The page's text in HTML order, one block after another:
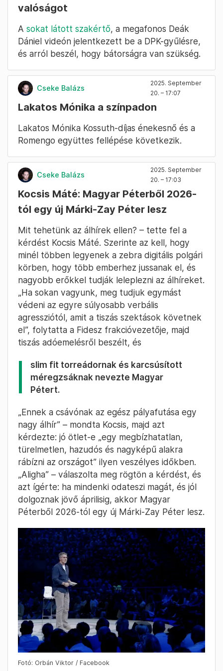
valóságot
A sokat látott szakértő, a megafonos Deák
Dániel videón jelentkezett be a DPK-gyűlésre,
és arról beszél, hogy bátorságra van szükség.
Cseke Balázs
2025. September
20. – 17:07
Lakatos Mónika a színpadon
Lakatos Mónika Kossuth-díjas énekesnő és a
Romengo együttes fellépése következik.
Cseke Balázs
2025. September
20. – 17:03
Kocsis Máté: Magyar Péterből 2026-
tól egy új Márki-Zay Péter lesz
Mit tehetünk az álhírek ellen? – tette fel a
kérdést Kocsis Máté. Szerinte az kell, hogy
minél többen legyenek a zebra digitális polgári
körben, hogy több emberhez jussanak el, és
nagyobb erőkkel tudják leleplezni az álhíreket.
„Ha sokan vagyunk, meg tudjuk egymást
védeni az egyre súlyosabb verbális
agressziótól, amit a tiszás szektások követnek
el”, folytatta a Fidesz frakcióvezetője, majd
tiszás adóemelésről beszélt, és
slim fit torreádornak és karcsúsított
méregzsáknak nevezte Magyar
Pétert.
„Ennek a csávónak az egész pályafutása egy
nagy álhír” – mondta Kocsis, majd azt
kérdezte: jó ötlet-e „egy megbízhatatlan,
türelmetlen, hazudós és nagyképű alakra
rábízni az országot” ilyen veszélyes időkben.
„Aligha” – válaszolta meg rögtön a kérdést, és
azt ígérte: ha mindenki odateszi magát, és jól
dolgoznak jövő áprilisig, akkor Magyar
Péterből 2026-tól egy új Márki-Zay Péter lesz.
Fotó: Orbán Viktor / Facebook